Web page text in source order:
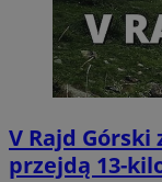
V Rajd Górski
przejdą 13-